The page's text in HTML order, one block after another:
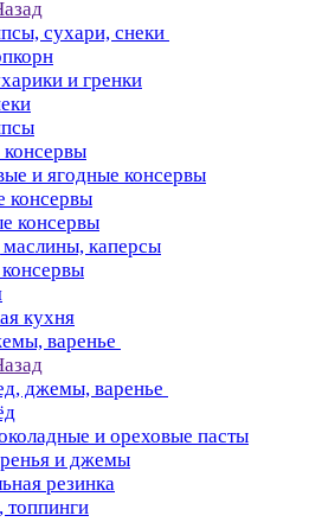
сухари, снеки
и гренки
и ягодные консервы
консервы
консервы
каперсы
кухня
варенье
джемы, варенье
и ореховые пасты
и джемы
резинка